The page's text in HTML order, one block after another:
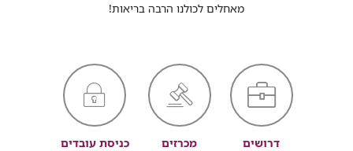
מאחלים לכולנו הרבה בריאות!
דרושים מכרזים כניסת עובדים